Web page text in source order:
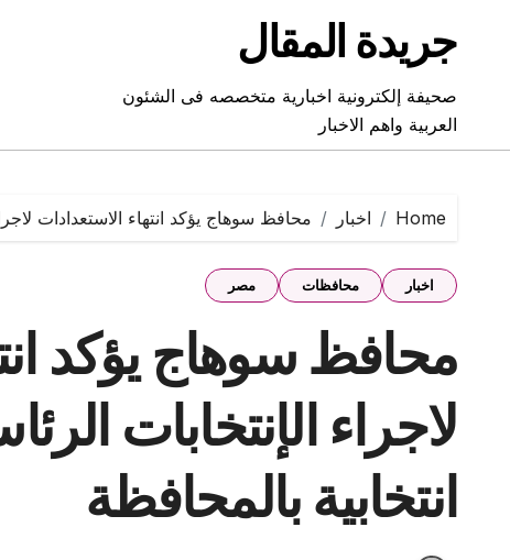
contentجريدة المقال
صحيفة إلكترونية اخبارية متخصصه فى الشئون
العربية واهم الاخبار
Home اخبار محافظ سوهاج يؤكد انتهاء الاستعدادات لاجراء الإنتخابات
اخبار محافظات مصر
محافظ سوهاج يؤكد
انتخابية بالمحافظة